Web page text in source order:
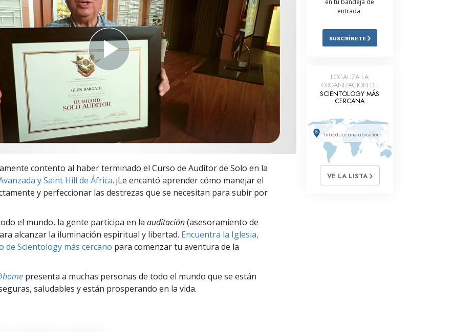
Respuestas a las Drogas
Los Niños
Herramientas para el Entorno Laboral
La Ética y las
Condiciones
La Causa de la Supresión
Investigaciones
Los Fundamentos de la Organización
Los Fundamentos de las Relaciones
Objetivos y Metas
contento al haber terminado el Curso de Auditor de Solo en la
y Saint Hill de África. ¡Le encantó aprender cómo manejar el
y perfeccionar las destrezas que se necesitan para subir por
el mundo, la gente participa en la auditación(asesoramiento de
alcanzar la iluminación espiritual y libertad. Encuentra la Iglesia,
de Scientology más cercano para comenzar tu aventura de la
presenta a muchas personas de todo el mundo que se están
saludables y están prosperando en la vida.
en tu bandeja de
entrada.
SUSCRÍBETE
LOCALIZA LA
ORGANIZACIÓN DE
SCIENTOLOGY MÁS
CERCANA
VE LA LISTA